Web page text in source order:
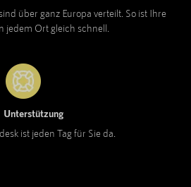
über ganz Europa verteilt. So ist Ihre
jedem Ort gleich schnell.
Unterstützung
ist jeden Tag für Sie da.